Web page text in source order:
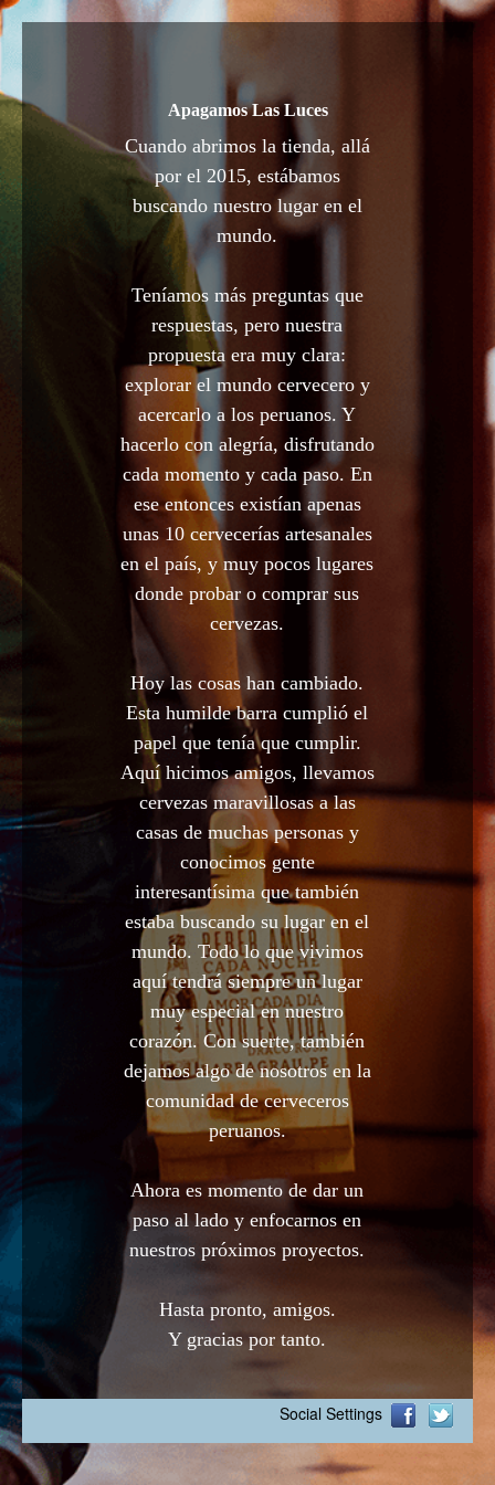
Apagamos Las Luces
Cuando abrimos la tienda, allá
por el 2015, estábamos
buscando nuestro lugar en el
mundo.
Teníamos más preguntas que
respuestas, pero nuestra
propuesta era muy clara:
explorar el mundo cervecero y
acercarlo a los peruanos. Y
hacerlo con alegría, disfrutando
cada momento y cada paso. En
ese entonces existían apenas
unas 10 cervecerías artesanales
en el país, y muy pocos lugares
donde probar o comprar sus
cervezas.
Hoy las cosas han cambiado.
Esta humilde barra cumplió el
papel que tenía que cumplir.
Aquí hicimos amigos, llevamos
cervezas maravillosas a las
casas de muchas personas y
conocimos gente
interesantísima que también
estaba buscando su lugar en el
mundo. Todo lo que vivimos
aquí tendrá siempre un lugar
muy especial en nuestro
corazón. Con suerte, también
dejamos algo de nosotros en la
comunidad de cerveceros
peruanos.
Ahora es momento de dar un
paso al lado y enfocarnos en
nuestros próximos proyectos.
Hasta pronto, amigos.
Y gracias por tanto.
Social Settings